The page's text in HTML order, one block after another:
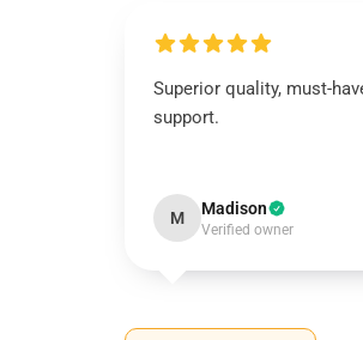
Superior quality, must-
support.
M Madison
Verified owner